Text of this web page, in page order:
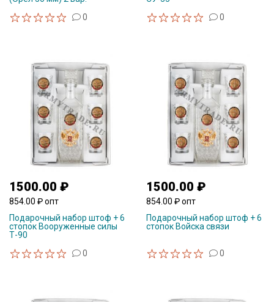
0
0
1500.00 ₽
854.00 ₽ опт
Подарочный набор штоф + 6
стопок Вооруженные силы
Т-90
0
1500.00 ₽
854.00 ₽ опт
Подарочный набор штоф + 6
стопок Войска связи
0